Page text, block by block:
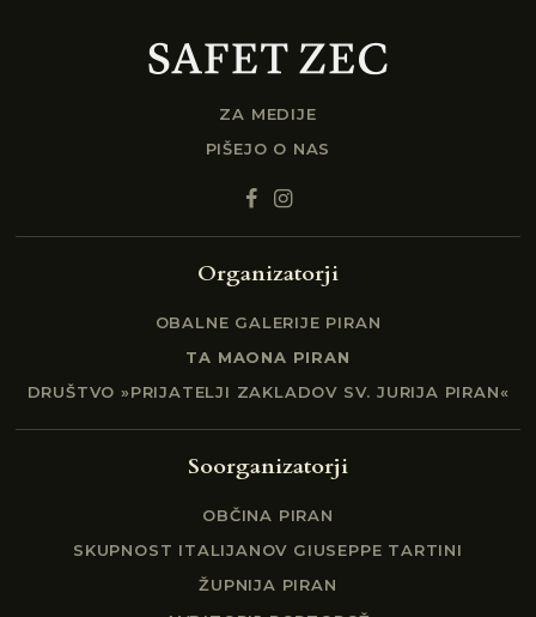
ZA MEDIJE
PIŠEJO O NAS
Organizatorji
OBALNE GALERIJE PIRAN
TA MAONA PIRAN
DRUŠTVO »PRIJATELJI ZAKLADOV SV. JURIJA PIRAN«
Soorganizatorji
OBČINA PIRAN
SKUPNOST ITALIJANOV GIUSEPPE TARTINI
ŽUPNIJA PIRAN